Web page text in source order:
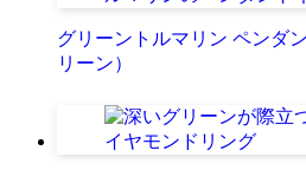
グリーントルマリン ペンダ
リーン）